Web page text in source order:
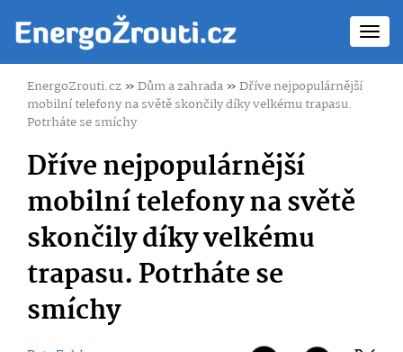
EnergoZrouti.cz»Dům a zahrada»Dříve nejpopulárnější
mobilní telefony na světě skončily díky velkému trapasu.
Potrháte se smíchy
Dříve nejpopulárnější
mobilní telefony na světě
skončily díky velkému
trapasu. Potrháte se
smíchy